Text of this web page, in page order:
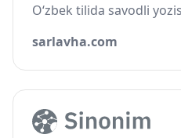
O‘zbek tilida savodli
sarlavha.com